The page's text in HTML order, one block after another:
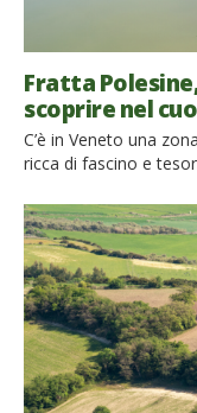
Fratta
scoprire nel
C’è in Veneto una
ricca di fascino e
Polesine, Rovigo,
in cui il passato si
panorami […]